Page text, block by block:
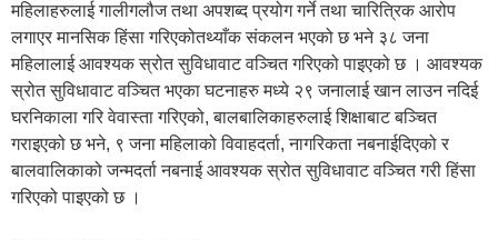
महिलाहरुलाई गालीगलौज तथा अपशब्द प्रयोग गर्ने तथा चारित्रिक आरोप
लगाएर मानसिक हिंसा गरिएकोतथ्याँक संकलन भएको छ भने ३८ जना
महिलालाई आवश्यक स्रोत सुविधावाट वञ्चित गरिएको पाइएको छ । आवश्यक
स्रोत सुविधावाट वञ्चित भएका घटनाहरु मध्ये २९ जनालाई खान लाउन नदिई
घरनिकाला गरि वेवास्ता गरिएको, बालबालिकाहरुलाई शिक्षाबाट बञ्चित
गराइएको छ भने, ९ जना महिलाको विवाहदर्ता, नागरिकता नबनाईदिएको र
बालवालिकाको जन्मदर्ता नबनाई आवश्यक स्रोत सुविधावाट वञ्चित गरी हिंसा
गरिएको पाइएको छ ।